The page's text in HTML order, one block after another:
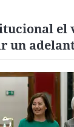
el
un